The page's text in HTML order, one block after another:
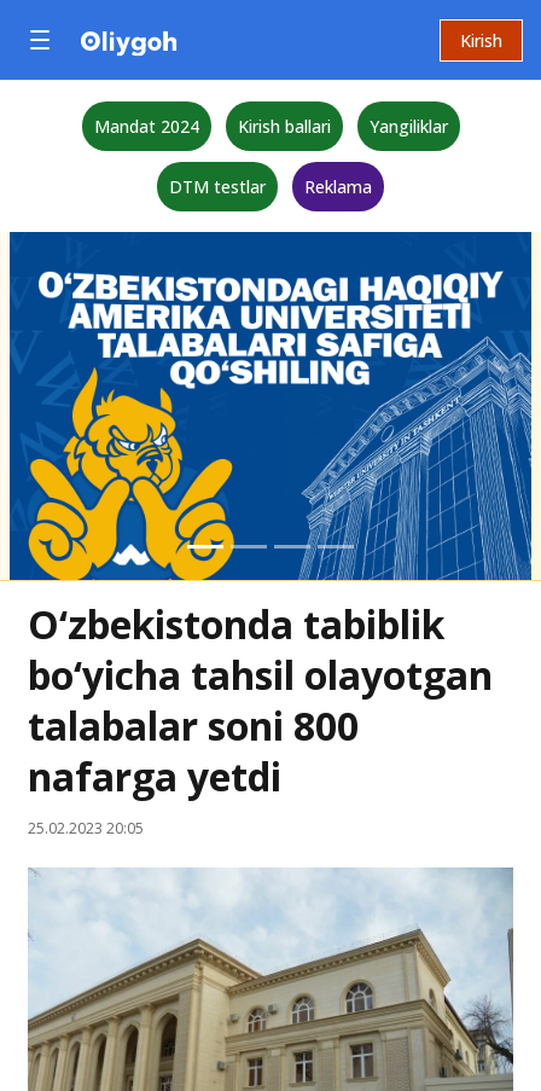
Kirish
Mandat 2024 Kirish ballari Yangiliklar
DTM testlar Reklama
O‘zbekistonda tabiblik
bo‘yicha tahsil olayotgan
talabalar soni 800
nafarga yetdi
25.02.2023 20:05